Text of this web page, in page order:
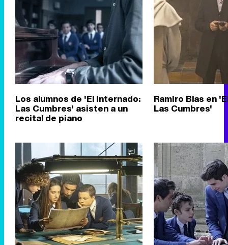
Los alumnos de 'El Internado:
Las Cumbres' asisten a un
recital de piano
Ramiro Blas en
Las Cumbres'